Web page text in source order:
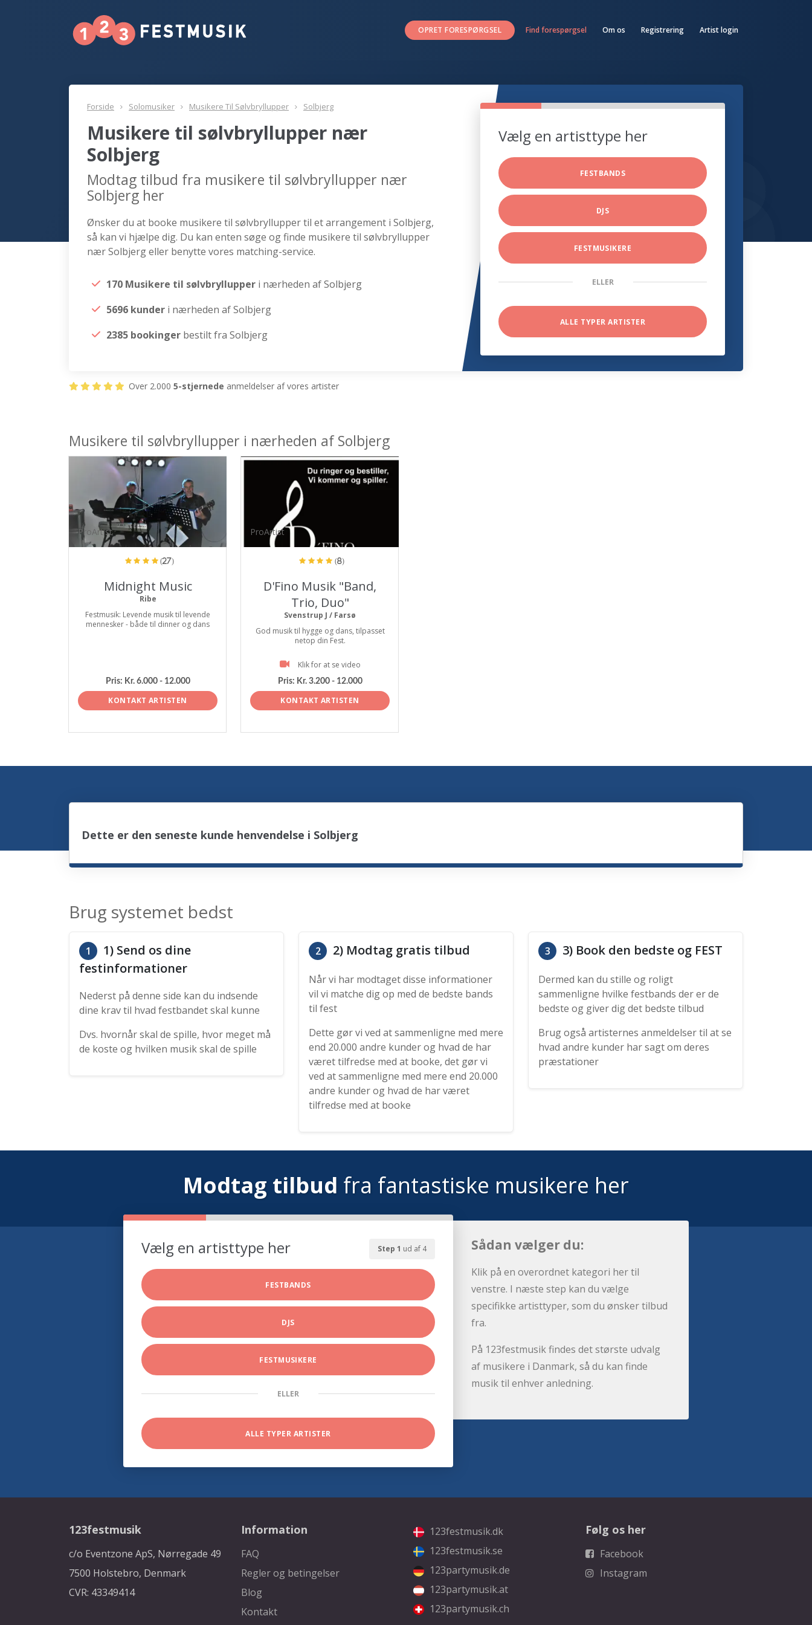
OPRET FORESPØRGSEL Find forespørgsel Om os Registrering Artist login
Forside Solomusiker Musikere Til Sølvbryllupper Solbjerg
Musikere til sølvbryllupper nær
Solbjerg
Modtag tilbud fra musikere til sølvbryllupper nær
Solbjerg her
Ønsker du at booke musikere til sølvbryllupper til et arrangement i Solbjerg,
så kan vi hjælpe dig. Du kan enten søge og finde musikere til sølvbryllupper
nær Solbjerg eller benytte vores matching-service.
170 Musikere til sølvbryllupper i nærheden af Solbjerg
5696 kunder i nærheden af Solbjerg
2385 bookinger bestilt fra Solbjerg
Vælg en artisttype her
FESTBANDS
DJS
FESTMUSIKERE
ELLER
ALLE TYPER ARTISTER
Over 2.000 5-stjernede anmeldelser af vores artister
Musikere til sølvbryllupper i nærheden af Solbjerg
ProArtist
(27)
Midnight Music
Ribe
Festmusik: Levende musik til levende
mennesker - både til dinner og dans
Pris: Kr. 6.000 - 12.000
KONTAKT ARTISTEN
ProArtist
(8)
D'Fino Musik "Band,
Trio, Duo"
Svenstrup J / Farsø
God musik til hygge og dans, tilpasset
netop din Fest.
Klik for at se video
Pris: Kr. 3.200 - 12.000
KONTAKT ARTISTEN
Dette er den seneste kunde henvendelse i Solbjerg
Brug systemet bedst
1
1) Send os dine
festinformationer
Nederst på denne side kan du indsende
dine krav til hvad festbandet skal kunne
Dvs. hvornår skal de spille, hvor meget må
de koste og hvilken musik skal de spille
2 2) Modtag gratis tilbud
Når vi har modtaget disse informationer
vil vi matche dig op med de bedste bands
til fest
Dette gør vi ved at sammenligne med mere
end 20.000 andre kunder og hvad de har
været tilfredse med at booke, det gør vi
ved at sammenligne med mere end 20.000
andre kunder og hvad de har været
tilfredse med at booke
3 3) Book den bedste og FEST
Dermed kan du stille og roligt
sammenligne hvilke festbands der er de
bedste og giver dig det bedste tilbud
Brug også artisternes anmeldelser til at se
hvad andre kunder har sagt om deres
præstationer
Modtag tilbud fra fantastiske musikere her
Step 1 ud af 4
Vælg en artisttype her
FESTBANDS
DJS
FESTMUSIKERE
ELLER
ALLE TYPER ARTISTER
Sådan vælger du:
Klik på en overordnet kategori her til
venstre. I næste step kan du vælge
specifikke artisttyper, som du ønsker tilbud
fra.
På 123festmusik findes det største udvalg
af musikere i Danmark, så du kan finde
musik til enhver anledning.
123festmusik
c/o Eventzone ApS, Nørregade 49
7500 Holstebro, Denmark
CVR: 43349414
Information
FAQ
Regler og betingelser
Blog
Kontakt
123festmusik.dk
123festmusik.se
123partymusik.de
123partymusik.at
123partymusik.ch
Følg os her
Facebook
Instagram